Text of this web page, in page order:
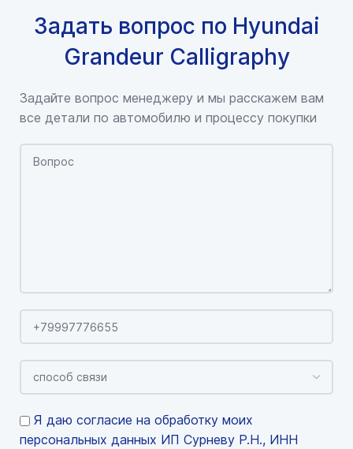
Задать вопрос по Hyundai
Grandeur Calligraphy
Задайте вопрос менеджеру и мы расскажем вам
все детали по автомобилю и процессу покупки
Я даю согласие на обработку моих
персональных данных ИП Сурневу Р.Н., ИНН